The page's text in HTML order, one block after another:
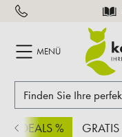
springen
MENÜ
% GRATIS